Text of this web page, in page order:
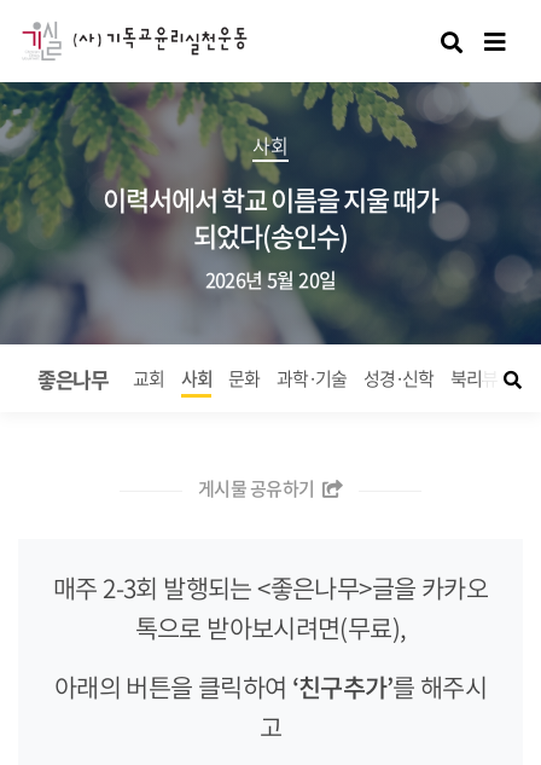
검색
사회
이력서에서 학교 이름을 지울 때가
되었다(송인수)
2026년 5월 20일
좋은나무 교회 사회 문화 과학·기술 성경·신학 북리뷰 좋
게시물 공유하기
매주 2-3회 발행되는 <좋은나무>글을 카카오
톡으로 받아보시려면(무료),
아래의 버튼을 클릭하여 ‘친구추가’를 해주시
고